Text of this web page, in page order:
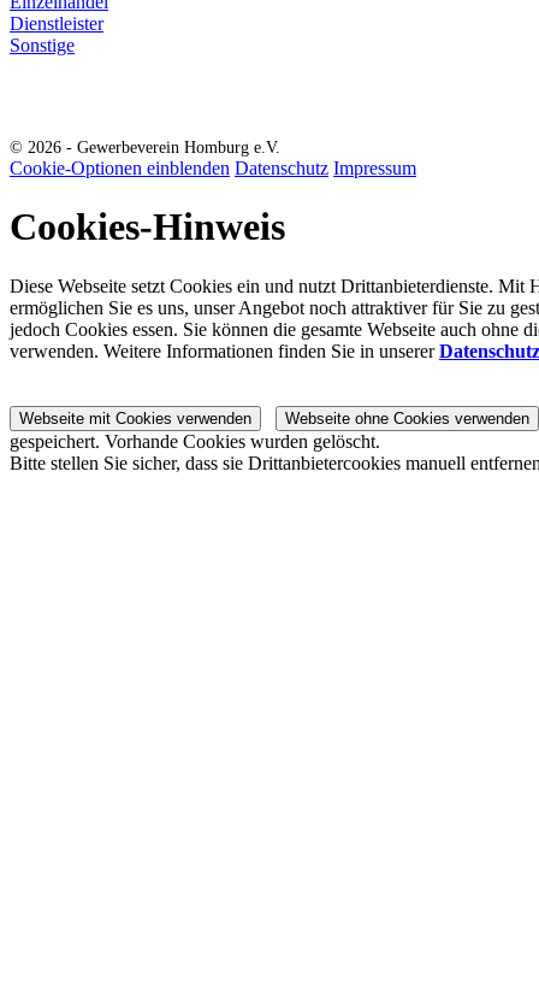
Dienstleister
Sonstige
© 2026 - Gewerbeverein Homburg e.V.
Cookie-Optionen einblenden Datenschutz Impressum
Cookies-Hinweis
Diese Webseite setzt Cookies ein und nutzt Drittanbieterdienste. Mit
ermöglichen Sie es uns, unser Angebot noch attraktiver für Sie zu
jedoch Cookies essen. Sie können die gesamte Webseite auch ohne
verwenden. Weitere Informationen finden Sie in unserer
Webseite mit Cookies verwenden Webseite ohne Cookies verwenden
gespeichert. Vorhande Cookies wurden gelöscht.
Bitte stellen Sie sicher, dass sie Drittanbietercookies manuell